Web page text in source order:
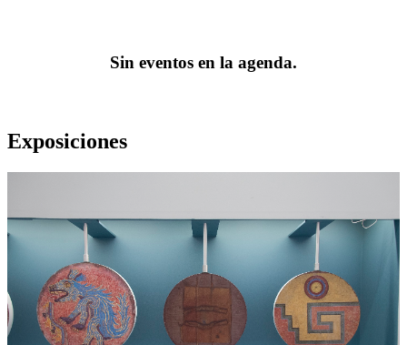
Sin eventos en la agenda.
Exposiciones